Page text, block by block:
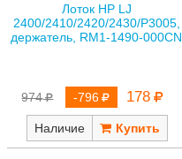
Лоток HP LJ
2400/2410/2420/2430/P3005,
держатель, RM1-1490-000CN
974 -796 178
Наличие